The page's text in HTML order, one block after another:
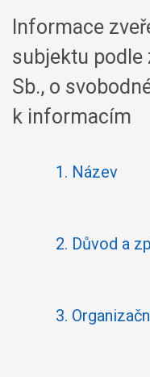
Informace
subjektu podle
Sb., o
k informacím
1. Název
2. Důvod a
3.